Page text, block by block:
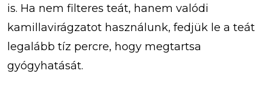
is. Ha nem filteres teát, hanem valódi
kamillavirágzatot használunk, fedjük le a teát
legalább tíz percre, hogy megtartsa
gyógyhatását.